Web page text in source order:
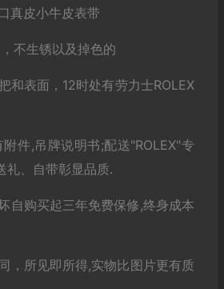
真皮小牛皮表带
不生锈以及掉色的
和表面，12时处有劳力士ROLEX
附件,吊牌说明书;配送"ROLEX"专
礼、自带彰显品质.
自购买起三年免费保修,终身成本
，所见即所得,实物比图片更有质